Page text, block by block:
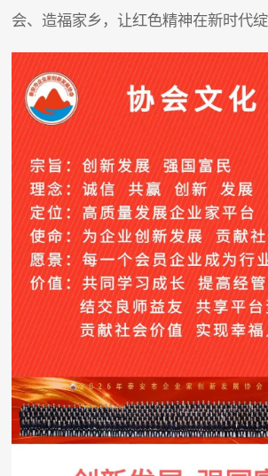
会、造福家乡，让红色精神在新时代绽